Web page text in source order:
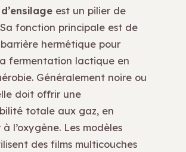
est un pilier de
Sa fonction principale est de
hermétique pour
fermentation lactique en
Généralement noire ou
doit offrir une
totale aux gaz, en
l’oxygène. Les modèles
des films multicouches